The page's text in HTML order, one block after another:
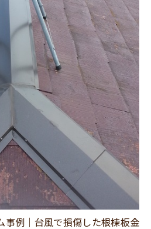
事例｜台風で損傷した根棟板金